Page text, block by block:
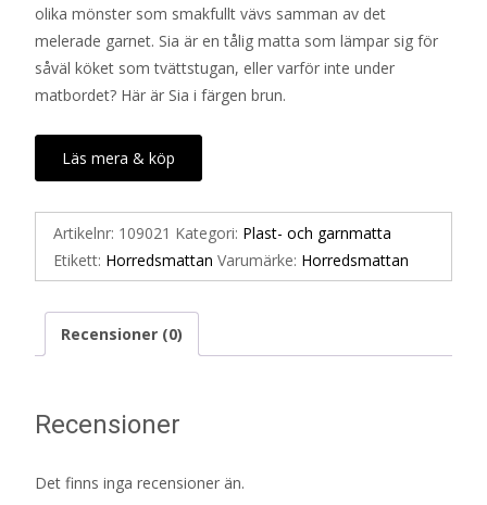
olika mönster som smakfullt vävs samman av det
melerade garnet. Sia är en tålig matta som lämpar sig för
såväl köket som tvättstugan, eller varför inte under
matbordet? Här är Sia i färgen brun.
Läs mera & köp
Artikelnr: 109021 Kategori: Plast- och garnmatta
Etikett: Horredsmattan Varumärke: Horredsmattan
Recensioner (0)
Recensioner
Det finns inga recensioner än.